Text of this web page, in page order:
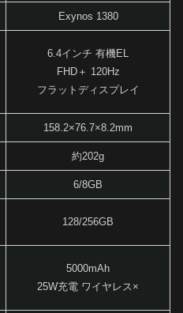
Exynos 1380
6.4インチ 有機EL
FHD＋ 120Hz
フラットディスプレイ
158.2×76.7×8.2mm
約202g
6/8GB
128/256GB
5000mAh
25W充電 ワイヤレス×